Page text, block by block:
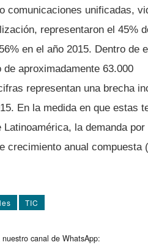
comunicaciones unificadas,
representaron el 45%
en el año 2015. Dentro de
aproximadamente 63.000
representan una brecha
En la medida en que estas
la demanda por
crecimiento anual compuesta
TIC
canal de WhatsApp: